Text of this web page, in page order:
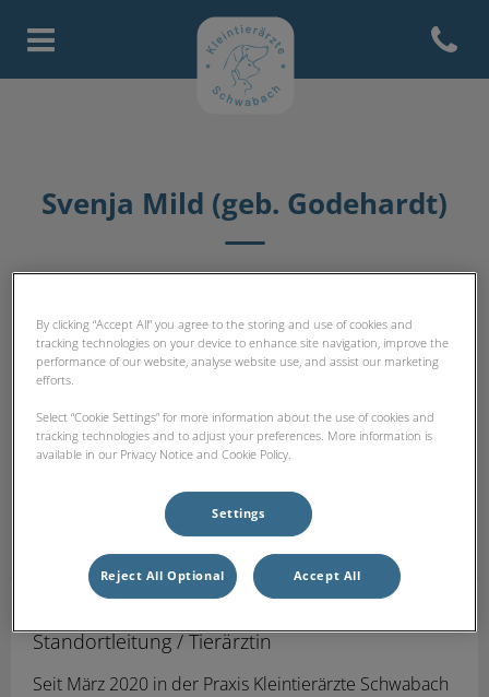
Homepage Kleintierärzte
Open
Svenja Mild (geb. Godehardt)
Standortleitung / Tierärztin
Seit März 2020 in der Praxis Kleintierärzte Schwabach
By clicking “Accept All” you agree to the storing and use of cookies and
tracking technologies on your device to enhance site navigation, improve the
performance of our website, analyse website use, and assist our marketing
efforts.
Select “Cookie Settings” for more information about the use of cookies and
tracking technologies and to adjust your preferences. More information is
available in our Privacy Notice and Cookie Policy.
Settings
Reject All Optional Accept All